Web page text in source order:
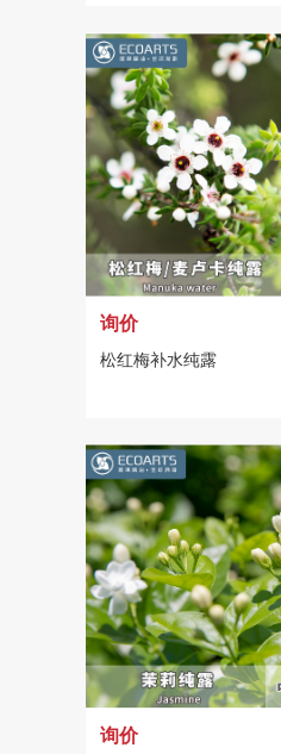
询价
松红梅补水纯露
询价